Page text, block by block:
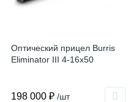
Оптический прицел Burris
Eliminator III 4-16x50
198 000 ₽ /шт